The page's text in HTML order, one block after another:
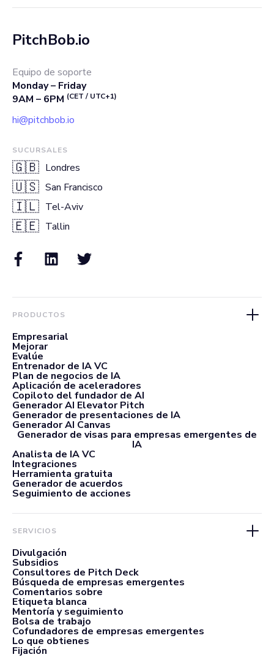
PitchBob.io
Equipo de soporte
Monday – Friday
9AM – 6PM (CET / UTC+1)
hi@pitchbob.io
SUCURSALES
🇬🇧 Londres
🇺🇸 San Francisco
🇮🇱 Tel-Aviv
🇪🇪 Tallin
PRODUCTOS
Empresarial
Mejorar
Evalúe
Entrenador de IA VC
Plan de negocios de IA
Aplicación de aceleradores
Copiloto del fundador de AI
Generador AI Elevator Pitch
Generador de presentaciones de IA
Generador AI Canvas
Generador de visas para empresas emergentes de
IA
Analista de IA VC
Integraciones
Herramienta gratuita
Generador de acuerdos
Seguimiento de acciones
SERVICIOS
Divulgación
Subsidios
Consultores de Pitch Deck
Búsqueda de empresas emergentes
Comentarios sobre
Etiqueta blanca
Mentoría y seguimiento
Bolsa de trabajo
Cofundadores de empresas emergentes
Lo que obtienes
Fijación